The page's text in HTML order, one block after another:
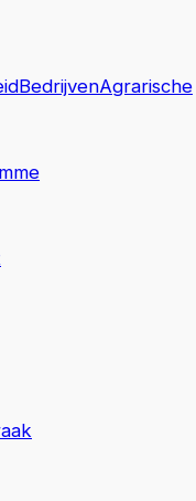
BedrijvenAgrarische